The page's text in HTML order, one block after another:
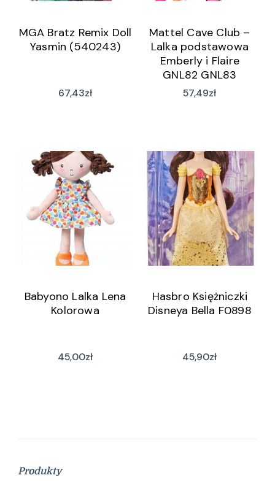
MGA Bratz Remix Doll
Yasmin (540243)
67,43zł
Mattel Cave Club –
Lalka podstawowa
Emberly i Flaire
GNL82 GNL83
57,49zł
Babyono Lalka Lena
Kolorowa
45,00zł
Hasbro Księżniczki
Disneya Bella F0898
45,90zł
Produkty